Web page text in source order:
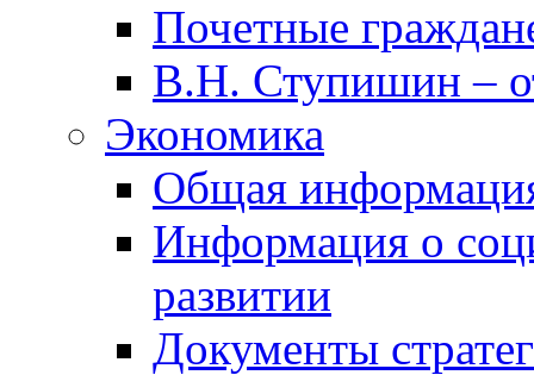
Почетные
В.Н. Ступишин –
Экономика
Общая
Информация о
развитии
Документы